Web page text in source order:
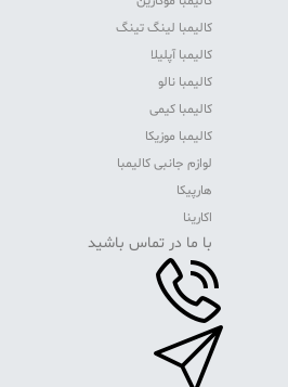
کالیمبا لینگ تینگ
کالیمبا آپلیلا
کالیمبا نالو
کالیمبا کیمی
کالیمبا موزیکا
لوازم جانبی کالیمبا
هارپیکا
اکارینا
با ما در تماس باشید